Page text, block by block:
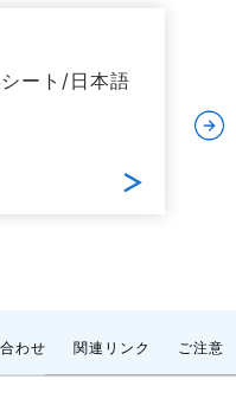
ート/日本語
わせ 関連リンク ご注意